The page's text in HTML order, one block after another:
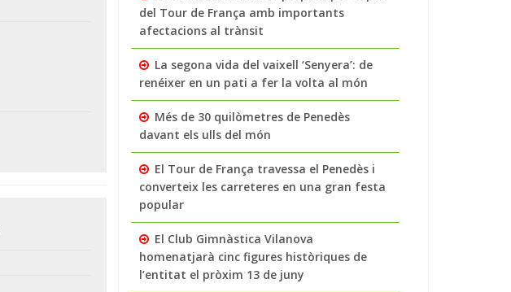
del Tour de França amb importants
afectacions al trànsit
La segona vida del vaixell ‘Senyera’: de
renéixer en un pati a fer la volta al món
Més de 30 quilòmetres de Penedès
davant els ulls del món
El Tour de França travessa el Penedès i
converteix les carreteres en una gran festa
popular
El Club Gimnàstica Vilanova
homenatjarà cinc figures històriques de
l’entitat el pròxim 13 de juny